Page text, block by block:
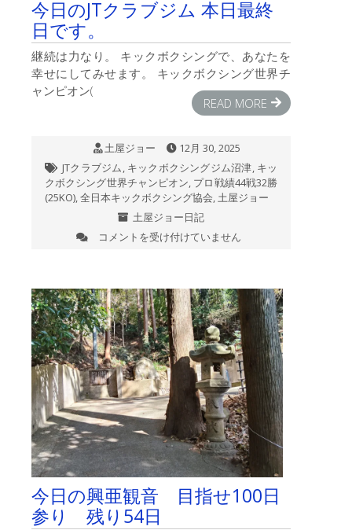
士
は
今日のJTクラブジム 本日最終
日です。
継続は力なり。 キックボクシングで、あなたを
幸せにしてみせます。 キックボクシング世界チ
ャンピオン(
READ MORE
土屋ジョー
12月 30, 2025
JTクラブジム, キックボクシングジム沼津, キッ
クボクシング世界チャンピオン, プロ戦績44戦32勝
(25KO),全日本キックボクシング協会,土屋ジョー
土屋ジョー日記
今
ク
ラ
ブ
ジ
ム
本
日
最
終
日
で
す。
は
コメントを受け付けていません
今日の興亜観音 目指せ100日
参り 残り54日